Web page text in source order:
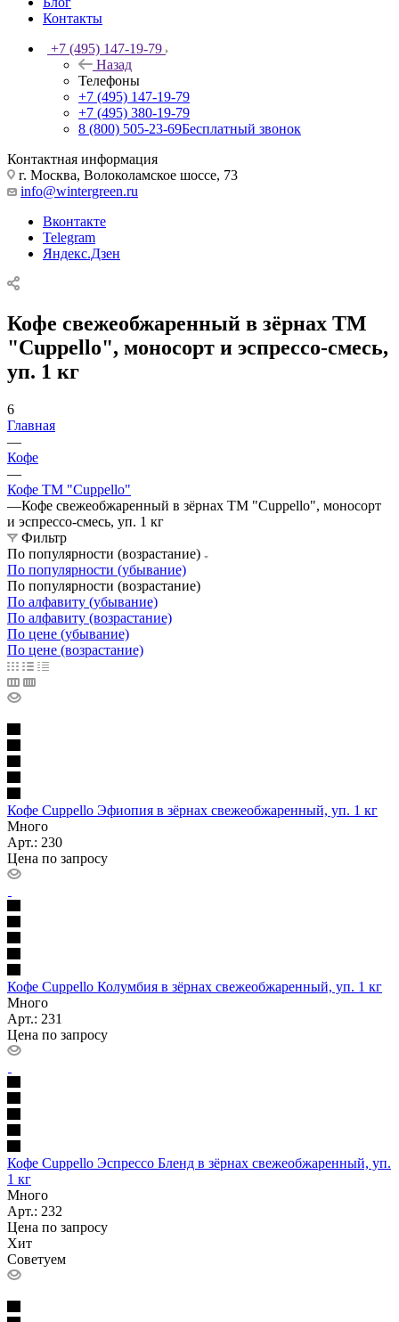
Контакты
+7 (495) 147-19-79
Назад
Телефоны
+7 (495) 147-19-79
+7 (495) 380-19-79
8 (800) 505-23-69Бесплатный звонок
Контактная информация
г. Москва, Волоколамское шоссе, 73
info@wintergreen.ru
Вконтакте
Telegram
Яндекс.Дзен
Кофе свежеобжаренный в зёрнах ТМ
"Cuppello", моносорт и эспрессо-смесь,
уп. 1 кг
6
Главная
—
Кофе
—
Кофе ТМ "Cuppello"
—Кофе свежеобжаренный в зёрнах ТМ "Cuppello", моносорт
и эспрессо-смесь, уп. 1 кг
Фильтр
По популярности (возрастание)
По популярности (убывание)
По популярности (возрастание)
По алфавиту (убывание)
По алфавиту (возрастание)
По цене (убывание)
По цене (возрастание)
Кофе Cuppello Эфиопия в зёрнах свежеобжаренный, уп. 1 кг
Много
Арт.: 230
Цена по запросу
Кофе Cuppello Колумбия в зёрнах свежеобжаренный, уп. 1 кг
Много
Арт.: 231
Цена по запросу
Кофе Cuppello Эспрессо Бленд в зёрнах свежеобжаренный, уп.
1 кг
Много
Арт.: 232
Цена по запросу
Хит
Советуем